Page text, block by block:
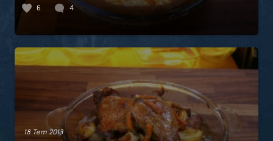
6 4
18 Tem 2013